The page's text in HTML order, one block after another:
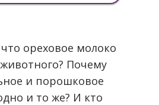
ореховое молоко
Почему
и порошковое
и то же? И кто